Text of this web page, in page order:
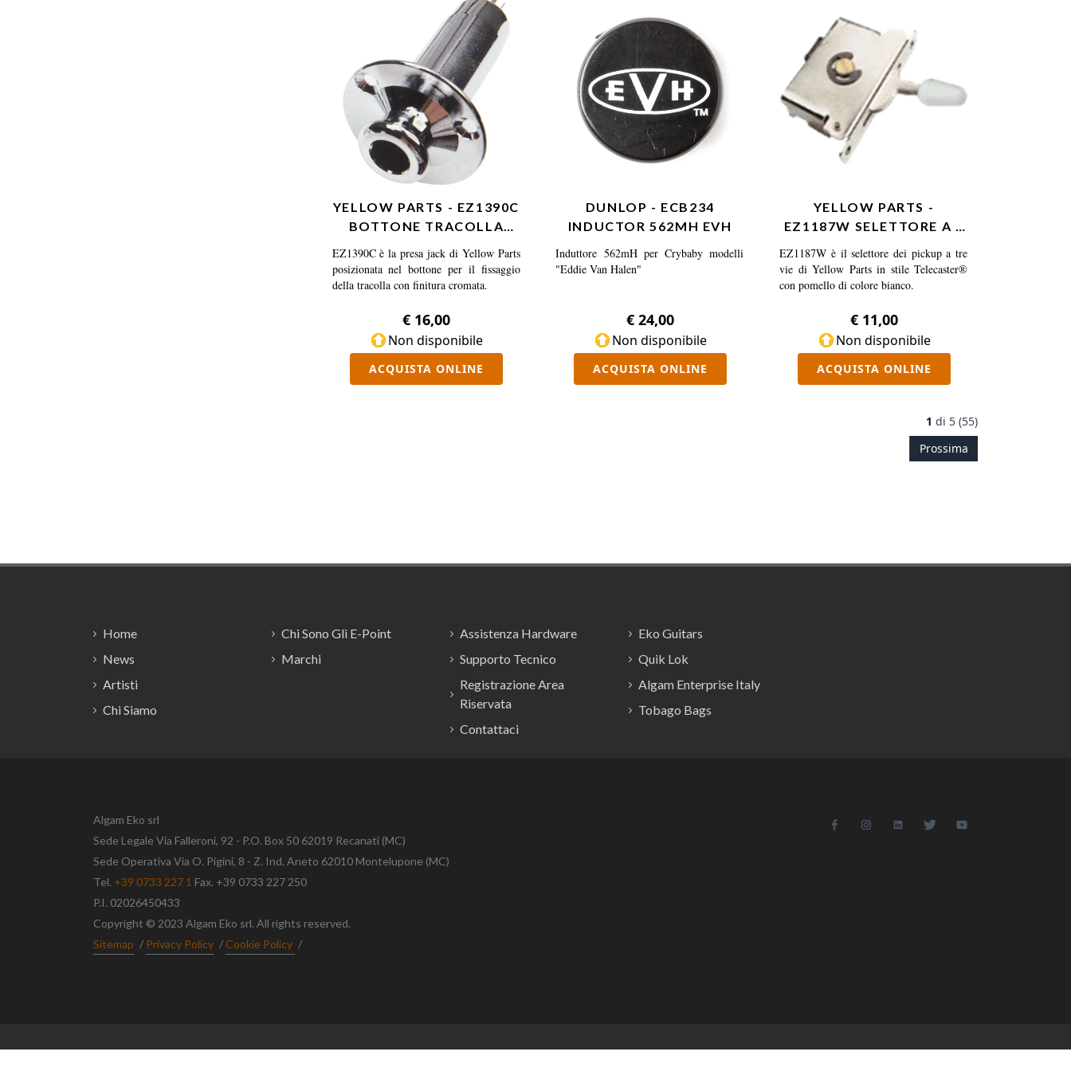
Inclusi Controlli a manopola unica Treble
e Bass; pot separato Mid. Mini-toggle
switch per selezione frequenza Midrange
YELLOW PARTS - EZ1390C
BOTTONE TRACOLLA
EZ1390C è la presa jack di Yellow Parts
posizionata nel bottone per il fissaggio
della tracolla con finitura cromata.
€ 16,00
Non disponibile
ACQUISTA ONLINE
DUNLOP - ECB234
INDUCTOR 562MH EVH
Induttore 562mH per Crybaby modelli
"Eddie Van Halen"
€ 24,00
Non disponibile
ACQUISTA ONLINE
YELLOW PARTS -
EZ1187W SELETTORE A 3
STYLE…
EZ1187W è il selettore dei pickup a tre
vie di Yellow Parts in stile Telecaster®
con pomello di colore bianco.
€ 11,00
Non disponibile
ACQUISTA ONLINE
1 di 5 (55)
Prossima
Home
News
Artisti
Chi Siamo
Chi Sono Gli E-Point
Marchi
Assistenza Hardware
Supporto Tecnico
Registrazione Area
Riservata
Contattaci
Eko Guitars
Quik Lok
Algam Enterprise Italy
Tobago Bags
Algam Eko srl
Sede Legale Via Falleroni, 92 - P.O. Box 50 62019 Recanati (MC)
Sede Operativa Via O. Pigini, 8 - Z. Ind. Aneto 62010 Montelupone (MC)
Tel. +39 0733 227 1 Fax. +39 0733 227 250
P.I. 02026450433
Copyright © 2023 Algam Eko srl. All rights reserved.
Sitemap / Privacy Policy / Cookie Policy /